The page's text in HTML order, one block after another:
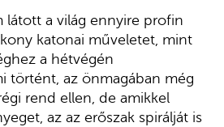
látott a világ ennyire profin
katonai műveletet, mint
a hétvégén
történt, az önmagában még
rend ellen, de amikkel
az az erőszak spirálját is